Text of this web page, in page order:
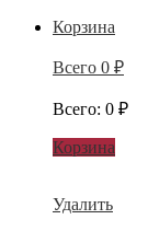
Корзина
Всего 0 ₽
Всего: 0 ₽
Корзина
Удалить